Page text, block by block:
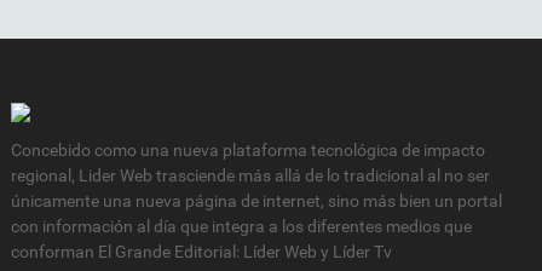
Concebido como una nueva plataforma tecnológica de impacto
regional, Lider Web trasciende más allá de lo tradicional al no ser
únicamente una nueva página de internet, sino más bien un portal
con información al día que integra a los diferentes medios que
conforman El Grande Editorial: Líder Web y Líder Tv